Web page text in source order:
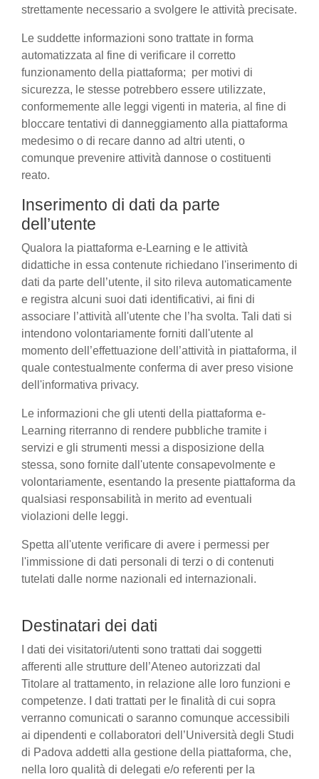
strettamente necessario a svolgere le attività precisate.
Le suddette informazioni sono trattate in forma
automatizzata al fine di verificare il corretto
funzionamento della piattaforma; per motivi di
sicurezza, le stesse potrebbero essere utilizzate,
conformemente alle leggi vigenti in materia, al fine di
bloccare tentativi di danneggiamento alla piattaforma
medesimo o di recare danno ad altri utenti, o
comunque prevenire attività dannose o costituenti
reato.
Inserimento di dati da parte
dell’utente
Qualora la piattaforma e-Learning e le attività
didattiche in essa contenute richiedano l'inserimento di
dati da parte dell’utente, il sito rileva automaticamente
e registra alcuni suoi dati identificativi, ai fini di
associare l’attività all'utente che l’ha svolta. Tali dati si
intendono volontariamente forniti dall'utente al
momento dell’effettuazione dell’attività in piattaforma, il
quale contestualmente conferma di aver preso visione
dell'informativa privacy.
Le informazioni che gli utenti della piattaforma e-
Learning riterranno di rendere pubbliche tramite i
servizi e gli strumenti messi a disposizione della
stessa, sono fornite dall'utente consapevolmente e
volontariamente, esentando la presente piattaforma da
qualsiasi responsabilità in merito ad eventuali
violazioni delle leggi.
Spetta all'utente verificare di avere i permessi per
l'immissione di dati personali di terzi o di contenuti
tutelati dalle norme nazionali ed internazionali.
Destinatari dei dati
I dati dei visitatori/utenti sono trattati dai soggetti
afferenti alle strutture dell’Ateneo autorizzati dal
Titolare al trattamento, in relazione alle loro funzioni e
competenze. I dati trattati per le finalità di cui sopra
verranno comunicati o saranno comunque accessibili
ai dipendenti e collaboratori dell’Università degli Studi
di Padova addetti alla gestione della piattaforma, che,
nella loro qualità di delegati e/o referenti per la